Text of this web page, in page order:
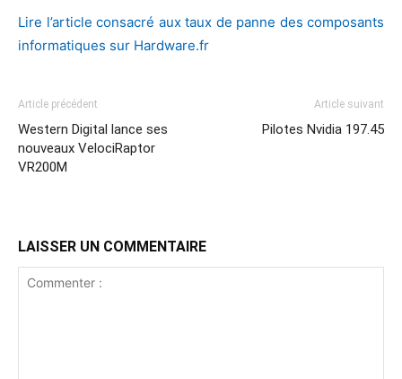
Lire l’article consacré aux taux de panne des composants
informatiques sur Hardware.fr
Article précédent
Western Digital lance ses
nouveaux VelociRaptor
VR200M
Article suivant
Pilotes Nvidia 197.45
LAISSER UN COMMENTAIRE